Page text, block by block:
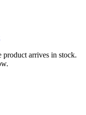
arrives in stock.